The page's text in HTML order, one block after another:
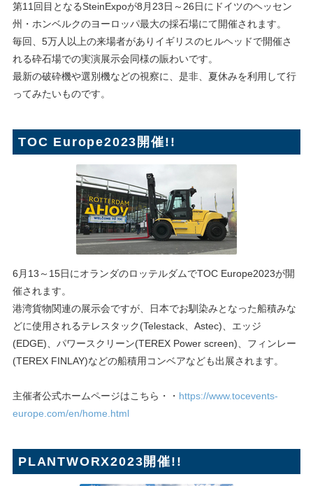
第11回目となるSteinExpoが8月23日～26日にドイツのヘッセン
州・ホンベルクのヨーロッパ最大の採石場にて開催されます。
毎回、5万人以上の来場者がありイギリスのヒルヘッドで開催さ
れる砕石場での実演展示会同様の賑わいです。
最新の破砕機や選別機などの視察に、是非、夏休みを利用して行
ってみたいものです。
TOC Europe2023開催!!
6月13～15日にオランダのロッテルダムでTOC Europe2023が開
催されます。
港湾貨物関連の展示会ですが、日本でお馴染みとなった船積みな
どに使用されるテレスタック(Telestack、Astec)、エッジ
(EDGE)、パワースクリーン(TEREX Power screen)、フィンレー
(TEREX FINLAY)などの船積用コンベアなども出展されます。
主催者公式ホームページはこちら・・ https://www.tocevents-
europe.com/en/home.html
PLANTWORX2023開催!!